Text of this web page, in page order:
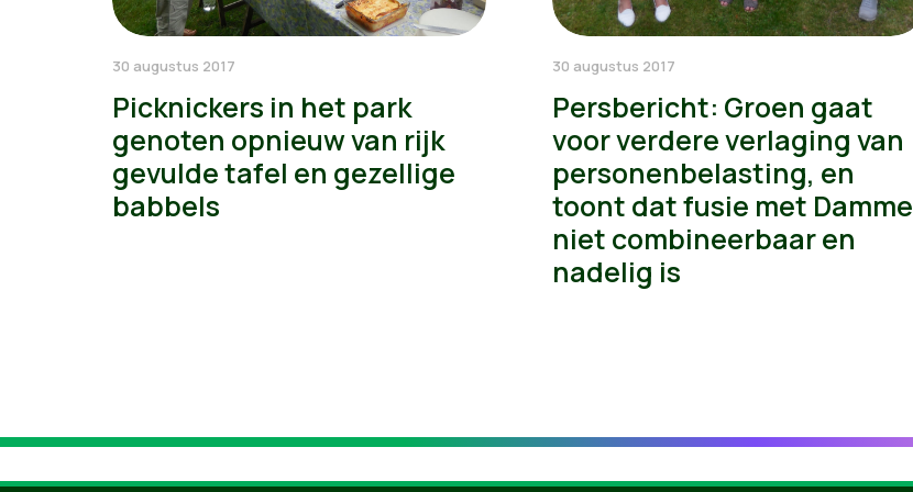
30 augustus 2017
Picknickers in het park
genoten opnieuw van rijk
gevulde tafel en gezellige
babbels
30 augustus 2017
Persbericht: Groen gaat
voor verdere verlaging van
personenbelasting, en
toont dat fusie met Damme
niet combineerbaar en
nadelig is